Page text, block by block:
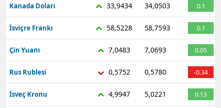
Kanada Doları 33,9434 34,0503 0.1
İsviçre Frankı 58,5228 58,7593 0.1
Çin Yuanı 7,0483 7,0693 0.05
Rus Rublesi 0,5752 0,5780 -0.34
İsveç Kronu 4,9947 5,0221 0.13